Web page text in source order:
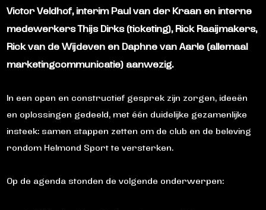
Victor Veldhof, interim Paul van der Kraan en interne
medewerkers Thijs Dirks (ticketing), Rick Raaijmakers,
Rick van de Wijdeven en Daphne van Aarle (allemaal
marketingcommunicatie) aanwezig.
In een open en constructief gesprek zijn zorgen, ideeën
en oplossingen gedeeld, met één duidelijke gezamenlijke
insteek: samen stappen zetten om de club en de beleving
rondom Helmond Sport te versterken.
Op de agenda stonden de volgende onderwerpen: